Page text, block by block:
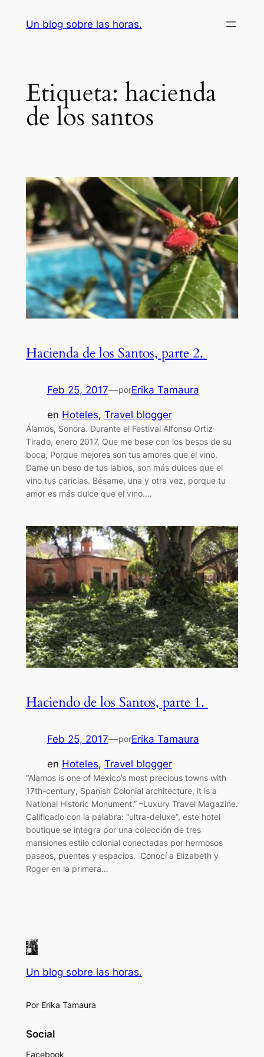
Un blog sobre las horas.
Etiqueta: hacienda
de los santos
Hacienda de los Santos, parte 2.
Feb 25, 2017—porErika Tamaura
en Hoteles, Travel blogger
Álamos, Sonora. Durante el Festival Alfonso Ortiz
Tirado, enero 2017. Que me bese con los besos de su
boca, Porque mejores son tus amores que el vino.
Dame un beso de tus labios, son más dulces que el
vino tus caricias. Bésame, una y otra vez, porque tu
amor es más dulce que el vino.…
Haciendo de los Santos, parte 1.
Feb 25, 2017—porErika Tamaura
en Hoteles, Travel blogger
“Alamos is one of Mexico’s most precious towns with
17th-century, Spanish Colonial architecture, it is a
National Historic Monument.” –Luxury Travel Magazine.
Calificado con la palabra: “ultra-deluxe”, este hotel
boutique se integra por una colección de tres
mansiones estilo colonial conectadas por hermosos
paseos, puentes y espacios. Conocí a Elizabeth y
Roger en la primera…
Un blog sobre las horas.
Por Erika Tamaura
Social
Facebook